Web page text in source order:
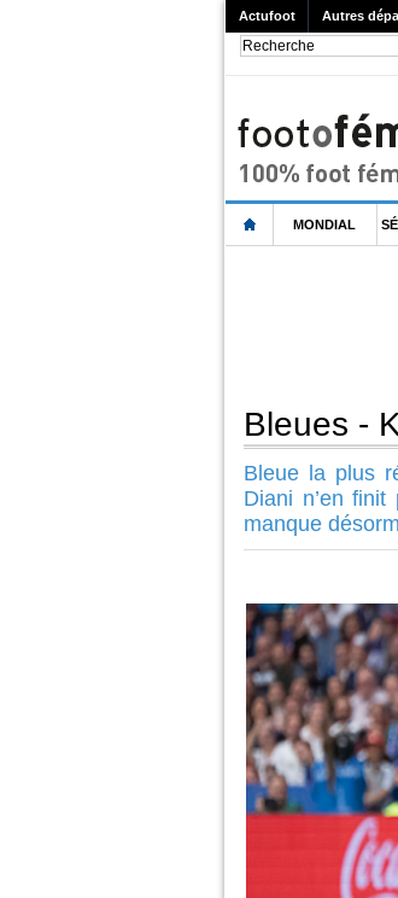
Actufoot Autres
MONDIAL
Bleues -
Bleue la plus
Diani n’en
manque